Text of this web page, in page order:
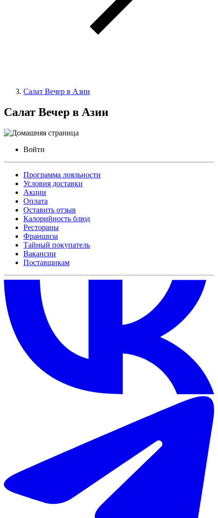
Салат Вечер в Азии
Салат Вечер в Азии
Войти
Программа лояльности
Условия доставки
Акции
Оплата
Оставить отзыв
Калорийность блюд
Рестораны
Франшиза
Тайный покупатель
Вакансии
Поставщикам